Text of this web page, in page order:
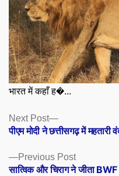
भारत में कहाँ ह�...
Posts
navigation
Previous PostPrevious
post:
सात्विक और चिराग ने जीता
Next Post
Next
post:
पीएम मोदी ने छत्तीसगढ़ में